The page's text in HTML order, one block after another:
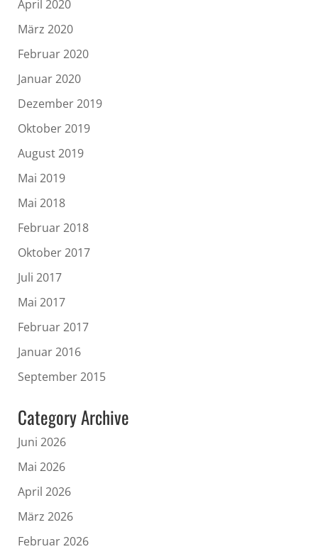
April 2020
März 2020
Februar 2020
Januar 2020
Dezember 2019
Oktober 2019
August 2019
Mai 2019
Mai 2018
Februar 2018
Oktober 2017
Juli 2017
Mai 2017
Februar 2017
Januar 2016
September 2015
Category Archive
Juni 2026
Mai 2026
April 2026
März 2026
Februar 2026